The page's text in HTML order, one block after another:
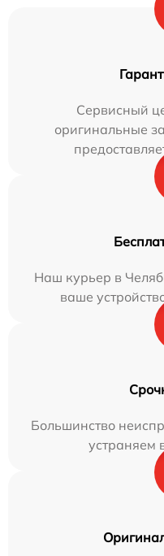
Сервисный
оригинальные
Наш курьер в
ваше
Большинство
устраняем